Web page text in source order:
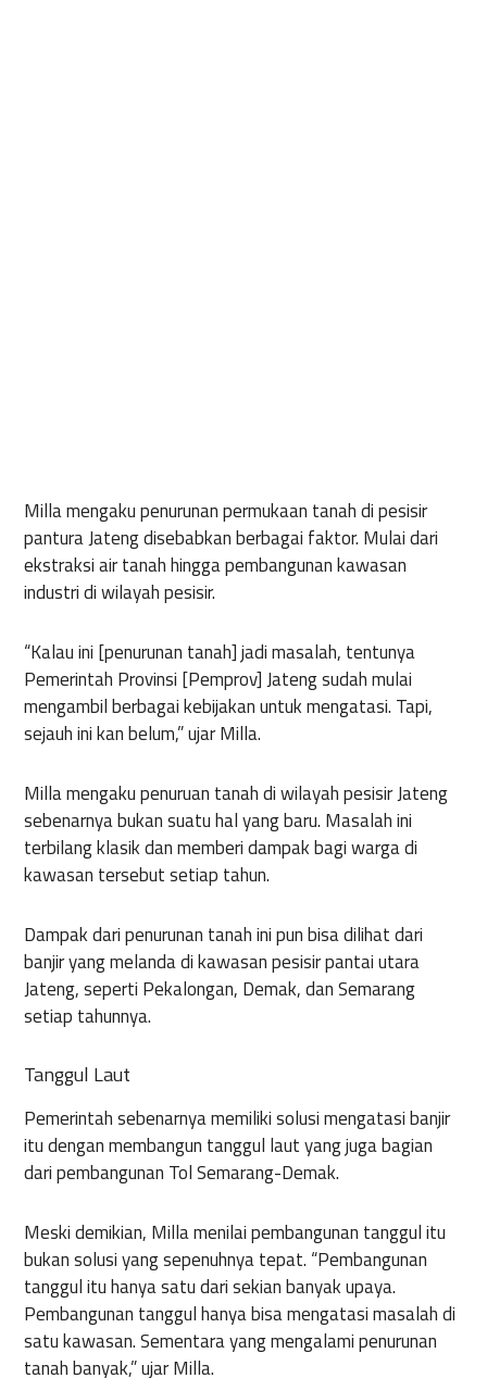
Milla mengaku penurunan permukaan tanah di pesisir
pantura Jateng disebabkan berbagai faktor. Mulai dari
ekstraksi air tanah hingga pembangunan kawasan
industri di wilayah pesisir.
“Kalau ini [penurunan tanah] jadi masalah, tentunya
Pemerintah Provinsi [Pemprov] Jateng sudah mulai
mengambil berbagai kebijakan untuk mengatasi. Tapi,
sejauh ini kan belum,” ujar Milla.
Milla mengaku penuruan tanah di wilayah pesisir Jateng
sebenarnya bukan suatu hal yang baru. Masalah ini
terbilang klasik dan memberi dampak bagi warga di
kawasan tersebut setiap tahun.
Dampak dari penurunan tanah ini pun bisa dilihat dari
banjir yang melanda di kawasan pesisir pantai utara
Jateng, seperti Pekalongan, Demak, dan Semarang
setiap tahunnya.
Tanggul Laut
Pemerintah sebenarnya memiliki solusi mengatasi banjir
itu dengan membangun tanggul laut yang juga bagian
dari pembangunan Tol Semarang-Demak.
Meski demikian, Milla menilai pembangunan tanggul itu
bukan solusi yang sepenuhnya tepat. “Pembangunan
tanggul itu hanya satu dari sekian banyak upaya.
Pembangunan tanggul hanya bisa mengatasi masalah di
satu kawasan. Sementara yang mengalami penurunan
tanah banyak,” ujar Milla.